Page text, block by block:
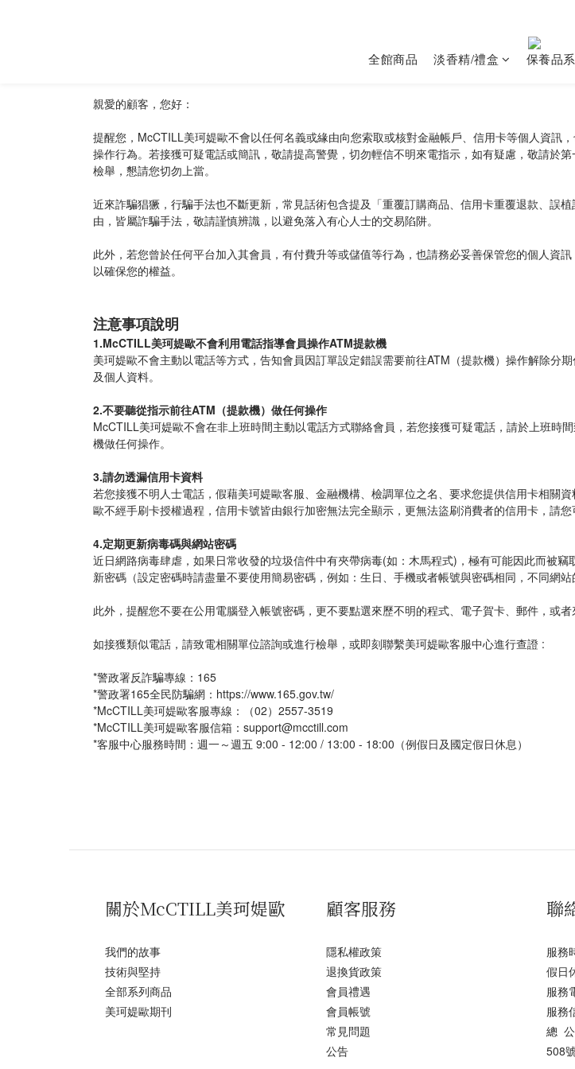
全館商品 淡香精/禮盒 保養品
親愛的顧客，您好：
提醒您，McCTILL美珂媞歐不會以任何名義或緣由向您索取或核對金融帳戶、信用卡等個人資訊
操作行為。若接獲可疑電話或簡訊，敬請提高警覺，切勿輕信不明來電指示，如有疑慮，敬請於
檢舉，懇請您切勿上當。
近來詐騙猖獗，行騙手法也不斷更新，常見話術包含提及「重覆訂購商品、信用卡重覆退款、誤
由，皆屬詐騙手法，敬請謹慎辨識，以避免落入有心人士的交易陷阱。
此外，若您曾於任何平台加入其會員，有付費升等或儲值等行為，也請務必妥善保管您的個人資
以確保您的權益。
注意事項說明
1.McCTILL美珂媞歐不會利用電話指導會員操作ATM提款機
美珂媞歐不會主動以電話等方式，告知會員因訂單設定錯誤需要前往ATM（提款機）操作解除分
及個人資料。
2.不要聽從指示前往ATM（提款機）做任何操作
McCTILL美珂媞歐不會在非上班時間主動以電話方式聯絡會員，若您接獲可疑電話，請於上班時
機做任何操作。
3.請勿透漏信用卡資料
若您接獲不明人士電話，假藉美珂媞歐客服、金融機構、檢調單位之名、要求您提供信用卡相關
歐不經手刷卡授權過程，信用卡號皆由銀行加密無法完全顯示，更無法盜刷消費者的信用卡，請您
4.定期更新病毒碼與網站密碼
近日網路病毒肆虐，如果日常收發的垃圾信件中有夾帶病毒(如：木馬程式)，極有可能因此而被
新密碼（設定密碼時請盡量不要使用簡易密碼，例如：生日、手機或者帳號與密碼相同，不同網
此外，提醒您不要在公用電腦登入帳號密碼，更不要點選來歷不明的程式、電子賀卡、郵件，或者
如接獲類似電話，請致電相關單位諮詢或進行檢舉，或即刻聯繫美珂媞歐客服中心進行查證 :
*警政署反詐騙專線：165
*警政署165全民防騙網：https://www.165.gov.tw/
*McCTILL美珂媞歐客服專線：（02）2557-3519
*McCTILL美珂媞歐客服信箱：support@mcctill.com
*客服中心服務時間：週一～週五 9:00 - 12:00 / 13:00 - 18:00（例假日及國定假日休息）
關於McCTILL美珂媞歐
我們的故事
技術與堅持
全部系列商品
美珂媞歐期刊
顧客服務
隱私權政策
退換貨政策
會員禮遇
會員帳號
常見問題
公告
聯
服務
假日
服務
服務
總
508